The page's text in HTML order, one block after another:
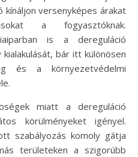
versenyképes árakat
a fogyasztóknak.
is a dereguláció
bár itt különösen
és a környezetvédelmi
miatt a dereguláció
körülményeket igényel.
szabályozás komoly gátja
területeken a szigorúbb